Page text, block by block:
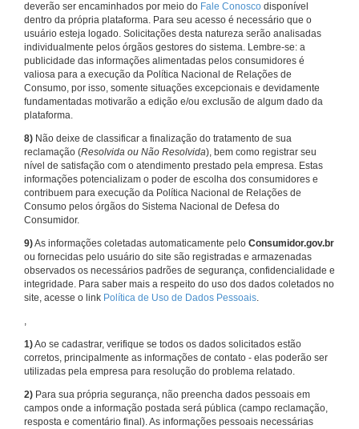
deverão ser encaminhados por meio do Fale Conosco disponível
dentro da própria plataforma. Para seu acesso é necessário que o
usuário esteja logado. Solicitações desta natureza serão analisadas
individualmente pelos órgãos gestores do sistema. Lembre-se: a
publicidade das informações alimentadas pelos consumidores é
valiosa para a execução da Política Nacional de Relações de
Consumo, por isso, somente situações excepcionais e devidamente
fundamentadas motivarão a edição e/ou exclusão de algum dado da
plataforma.
8) Não deixe de classificar a finalização do tratamento de sua
reclamação (Resolvida ou Não Resolvida), bem como registrar seu
nível de satisfação com o atendimento prestado pela empresa. Estas
informações potencializam o poder de escolha dos consumidores e
contribuem para execução da Política Nacional de Relações de
Consumo pelos órgãos do Sistema Nacional de Defesa do
Consumidor.
9)As informações coletadas automaticamente pelo Consumidor.gov.br
ou fornecidas pelo usuário do site são registradas e armazenadas
observados os necessários padrões de segurança, confidencialidade e
integridade. Para saber mais a respeito do uso dos dados coletados no
site, acesse o link Política de Uso de Dados Pessoais.
,
1)Ao se cadastrar, verifique se todos os dados solicitados estão
corretos, principalmente as informações de contato - elas poderão ser
utilizadas pela empresa para resolução do problema relatado.
2) Para sua própria segurança, não preencha dados pessoais em
campos onde a informação postada será pública (campo reclamação,
resposta e comentário final). As informações pessoais necessárias